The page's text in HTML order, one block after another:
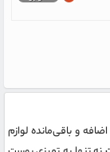
و باقی‌مانده لوازم